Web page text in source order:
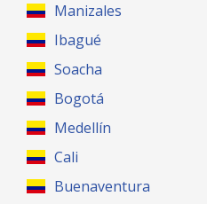
Manizales
Ibagué
Soacha
Bogotá
Medellín
Cali
Buenaventura